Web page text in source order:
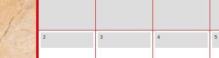
2 3 4 5